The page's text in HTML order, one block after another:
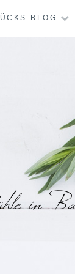
BLOG